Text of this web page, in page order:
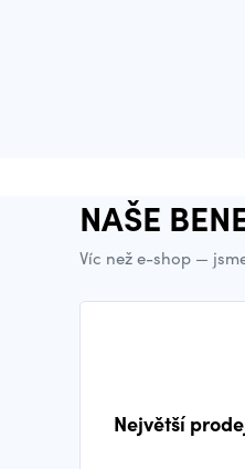
NAŠE
Víc než e-shop —
Největší